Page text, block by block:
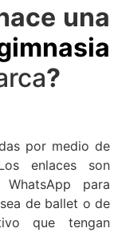
una
?
por medio de
enlaces son
para
de ballet o de
que tengan